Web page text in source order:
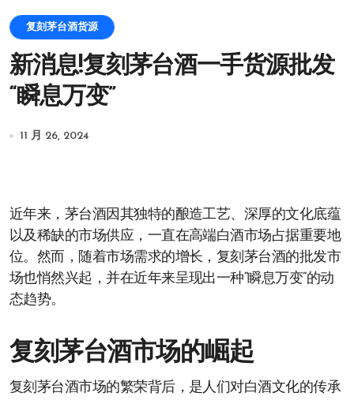
复刻茅台酒货源
新消息!复刻茅台酒一手货源批发
“瞬息万变”
11 月 26, 2024
近年来，茅台酒因其独特的酿造工艺、深厚的文化底蕴
以及稀缺的市场供应，一直在高端白酒市场占据重要地
位。然而，随着市场需求的增长，复刻茅台酒的批发市
场也悄然兴起，并在近年来呈现出一种“瞬息万变”的动
态趋势。
复刻茅台酒市场的崛起
复刻茅台酒市场的繁荣背后，是人们对白酒文化的传承